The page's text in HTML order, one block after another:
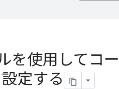
を使用してコ
定する